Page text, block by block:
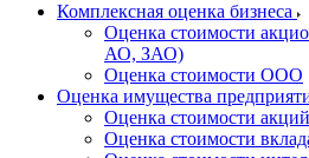
Комплексная оценка бизнеса
Оценка стоимости
АО, ЗАО)
Оценка стоимости ООО
Оценка имущества
Оценка стоимости акций
Оценка стоимости